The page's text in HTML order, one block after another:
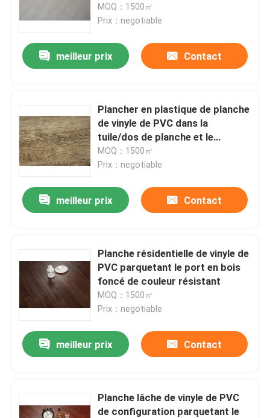
résistance de feu dans la
décoration de plancher
MOQ：1500㎡
Prix：negotiable
meilleur prix Contact
Plancher en plastique de planche
de vinyle de PVC dans la
tuile/dos de planche et le
système secs de clic d'Unilin
MOQ：1500㎡
Prix：negotiable
meilleur prix Contact
Planche résidentielle de vinyle de
PVC parquetant le port en bois
foncé de couleur résistant
MOQ：1500㎡
Prix：negotiable
meilleur prix Contact
Planche lâche de vinyle de PVC
de configuration parquetant le